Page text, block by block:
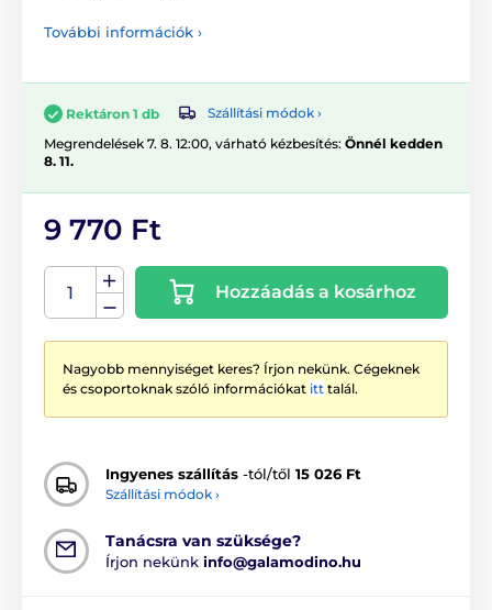
További információk ›
Rektáron 1 db
Szállítási módok ›
Megrendelések 7. 8. 12:00, várható kézbesítés: Önnél kedden
8. 11.
9 770 Ft
Hozzáadás a kosárhoz
Nagyobb mennyiséget keres? Írjon nekünk. Cégeknek
és csoportoknak szóló információkat itt talál.
Ingyenes szállítás -tól/től 15 026 Ft
Szállítási módok ›
Tanácsra van szüksége?
Írjon nekünk info@galamodino.hu